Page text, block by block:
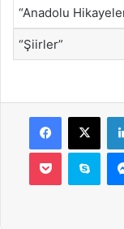
“Anadolu
“Şiirler”
Facebook
X
Pocket